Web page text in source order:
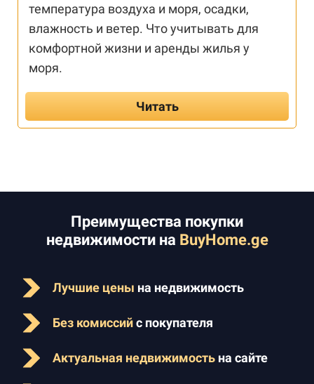
температура воздуха и моря, осадки,
влажность и ветер. Что учитывать для
комфортной жизни и аренды жилья у
моря.
Читать
Преимущества покупки
недвижимости на BuyHome.ge
Лучшие цены на недвижимость
Без комиссийс покупателя
Актуальная недвижимость на сайте